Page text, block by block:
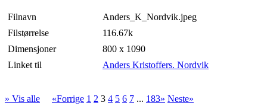
Filnavn
Anders_K_Nordvik.jpeg
Filstørrelse
116.67k
Dimensjoner
800 x 1090
Linket til
Anders Kristoffers. Nordvik
» Vis alle «Forrige 1 2 3 4 5 6 7 ... 183» Neste»